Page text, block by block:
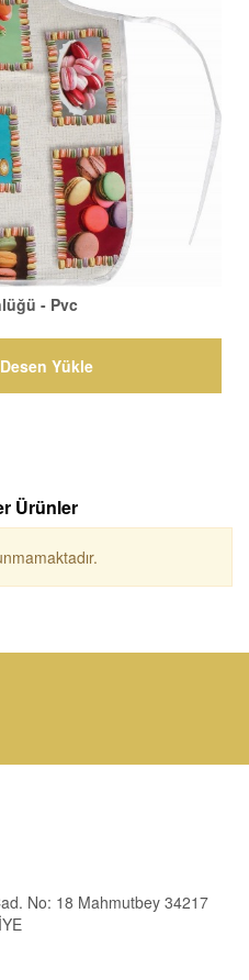
- Pvc
Yükle
Ürünler
No: 18 Mahmutbey 34217